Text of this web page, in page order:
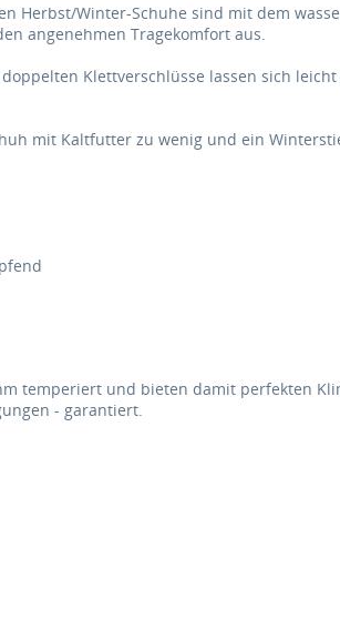
Herbst/Winter-Schuhe sind mit dem
angenehmen Tragekomfort aus.
Klettverschlüsse lassen sich
mit Kaltfutter zu wenig und ein
temperiert und bieten damit perfekten
- garantiert.